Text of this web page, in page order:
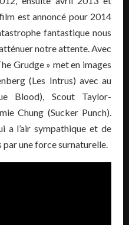
est annoncé pour 2014
fantastique nous
notre attente. Avec
Grudge » met en images
(Les Intrus) avec au
Blood), Scout Taylor-
Chung (Sucker Punch).
a l’air sympathique et de
par une force surnaturelle.